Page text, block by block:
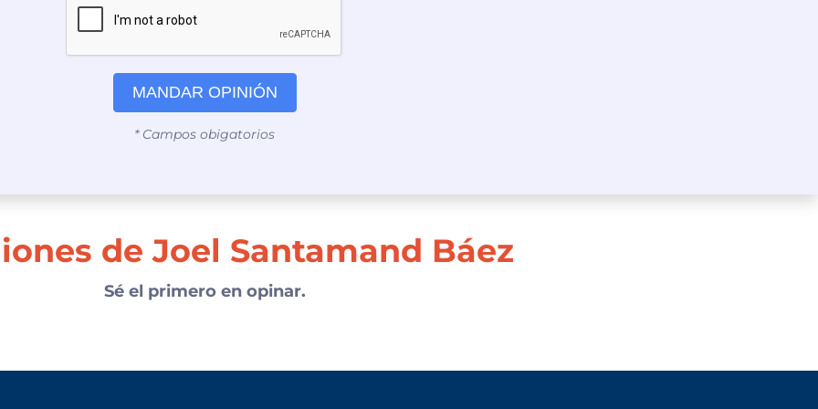
MANDAR OPINIÓN
* Campos obigatorios
de Joel Santamand Báez
Sé el primero en opinar.